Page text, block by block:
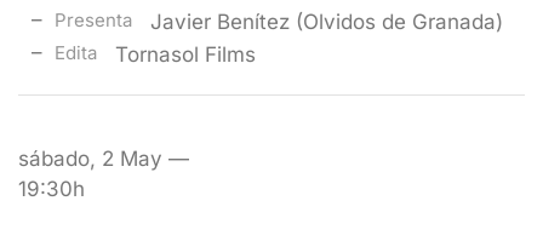
Presenta Javier Benítez (Olvidos de Granada)
Edita Tornasol Films
sábado, 2 May —
19:30h